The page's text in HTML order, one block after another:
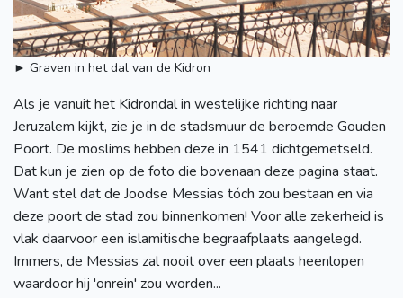
► Graven in het dal van de Kidron
Als je vanuit het Kidrondal in westelijke richting naar
Jeruzalem kijkt, zie je in de stadsmuur de beroemde Gouden
Poort. De moslims hebben deze in 1541 dichtgemetseld.
Dat kun je zien op de foto die bovenaan deze pagina staat.
Want stel dat de Joodse Messias tóch zou bestaan en via
deze poort de stad zou binnenkomen! Voor alle zekerheid is
vlak daarvoor een islamitische begraafplaats aangelegd.
Immers, de Messias zal nooit over een plaats heenlopen
waardoor hij 'onrein' zou worden...